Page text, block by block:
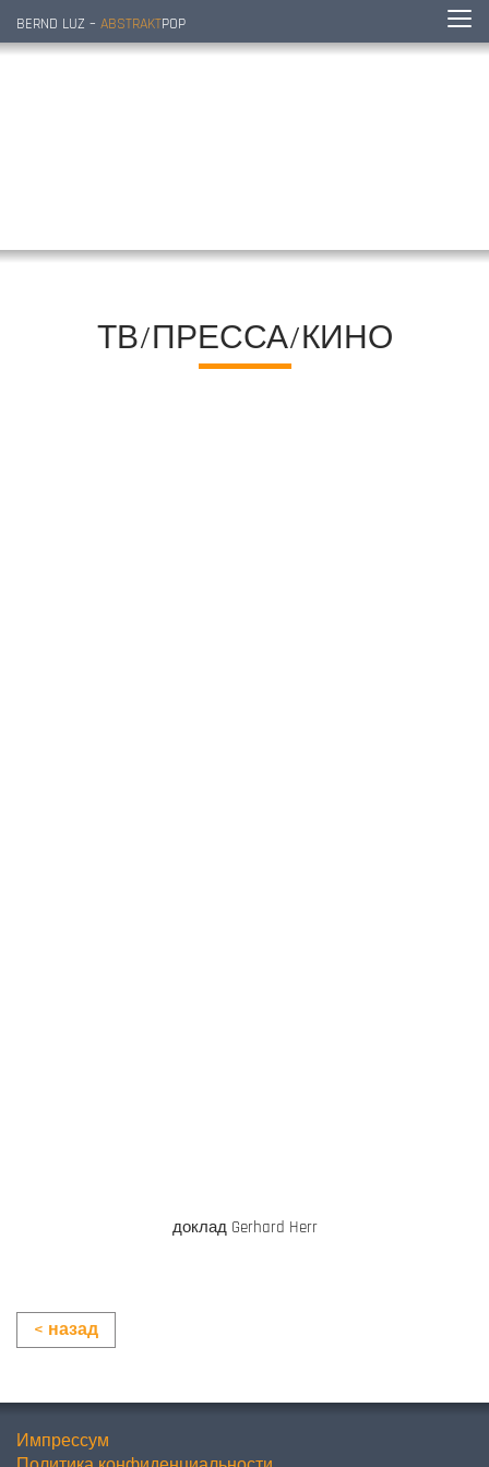
BERND LUZ – ABSTRAKTPOP
ТВ/ПРЕССА/КИНО
докладGerhard Herr
< назад
Импрессум